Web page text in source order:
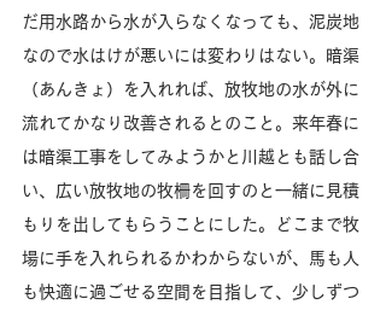
だ用水路から水が入らなくなっても、泥炭地
なので水はけが悪いには変わりはない。暗渠
（あんきょ）を入れれば、放牧地の水が外に
流れてかなり改善されるとのこと。来年春に
は暗渠工事をしてみようかと川越とも話し合
い、広い放牧地の牧柵を回すのと一緒に見積
もりを出してもらうことにした。どこまで牧
場に手を入れられるかわからないが、馬も人
も快適に過ごせる空間を目指して、少しずつ